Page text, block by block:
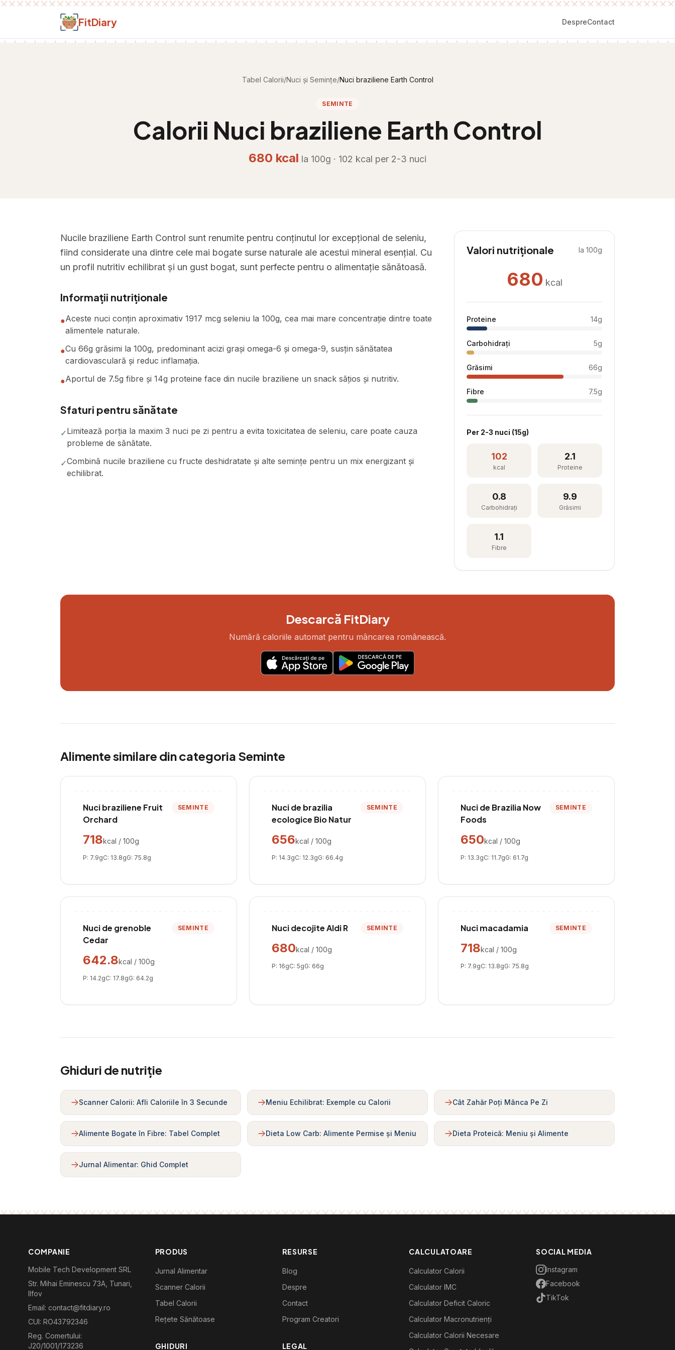
Salt la conținut
FitDiary DespreContact
Tabel Calorii/Nuci și Semințe/Nuci braziliene Earth Control
SEMINTE
Calorii Nuci braziliene Earth Control
680 kcal la 100g · 102 kcal per 2-3 nuci
Nucile braziliene Earth Control sunt renumite pentru conținutul lor excepțional de seleniu,
fiind considerate una dintre cele mai bogate surse naturale ale acestui mineral esențial. Cu
un profil nutritiv echilibrat și un gust bogat, sunt perfecte pentru o alimentație sănătoasă.
Informații nutriționale
●Aceste nuci conțin aproximativ 1917 mcg seleniu la 100g, cea mai mare concentrație dintre toate
alimentele naturale.
●Cu 66g grăsimi la 100g, predominant acizi grași omega-6 și omega-9, susțin sănătatea
cardiovasculară și reduc inflamația.
●Aportul de 7.5g fibre și 14g proteine face din nucile braziliene un snack sățios și nutritiv.
Sfaturi pentru sănătate
✓Limitează porția la maxim 3 nuci pe zi pentru a evita toxicitatea de seleniu, care poate cauza
probleme de sănătate.
✓Combină nucile braziliene cu fructe deshidratate și alte semințe pentru un mix energizant și
echilibrat.
Valori nutriționale la 100g
680 kcal
Proteine 14g
Carbohidrați 5g
Grăsimi 66g
Fibre 7.5g
Per 2-3 nuci (15g)
102
kcal
2.1
Proteine
0.8
Carbohidrați
9.9
Grăsimi
1.1
Fibre
Descarcă FitDiary
Numără caloriile automat pentru mâncarea românească.
Alimente similare din categoria Seminte
Nuci braziliene Fruit
Orchard
SEMINTE
718kcal / 100g
P: 7.9gC: 13.8gG: 75.8g
Nuci de brazilia
ecologice Bio Natur
SEMINTE
656kcal / 100g
P: 14.3gC: 12.3gG: 66.4g
Nuci de Brazilia Now
Foods
SEMINTE
650kcal / 100g
P: 13.3gC: 11.7gG: 61.7g
Nuci de grenoble
Cedar
SEMINTE
642.8kcal / 100g
P: 14.2gC: 17.8gG: 64.2g
Nuci decojite Aldi R SEMINTE
680kcal / 100g
P: 16gC: 5gG: 66g
Nuci macadamia SEMINTE
718kcal / 100g
P: 7.9gC: 13.8gG: 75.8g
Ghiduri de nutriție
Scanner Calorii: Afli Caloriile în 3 Secunde Meniu Echilibrat: Exemple cu Calorii Cât Zahăr Poți Mânca Pe Zi
Alimente Bogate în Fibre: Tabel Complet Dieta Low Carb: Alimente Permise și Meniu Dieta Proteică: Meniu și Alimente
Jurnal Alimentar: Ghid Complet
COMPANIE
Mobile Tech Development SRL
Str. Mihai Eminescu 73A, Tunari,
Ilfov
Email: contact@fitdiary.ro
CUI: RO43792346
Reg. Comertului:
J20/1001/173236
PRODUS
Jurnal Alimentar
Scanner Calorii
Tabel Calorii
Rețete Sănătoase
GHIDURI
RESURSE
Blog
Despre
Contact
Program Creatori
LEGAL
CALCULATOARE
Calculator Calorii
Calculator IMC
Calculator Deficit Caloric
Calculator Macronutrienți
Calculator Calorii Necesare
SOCIAL MEDIA
Instagram
Facebook
TikTok